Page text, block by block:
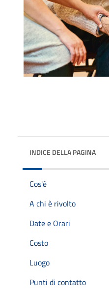
INDICE DELLA PAGINA
Cos'è
A chi è rivolto
Date e Orari
Costo
Luogo
Punti di contatto